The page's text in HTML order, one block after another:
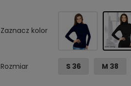
Zaznacz kolor
Rozmiar S 36 M 38